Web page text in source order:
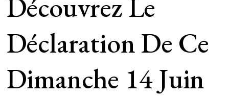
Déclaration De Ce
Dimanche 14 Juin